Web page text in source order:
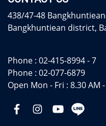
438/47-48
Bangkhuntiean district,
Phone : 02-415-8994 - 7
Phone : 02-077-6879
Open Mon - Fri : 8.30 AM